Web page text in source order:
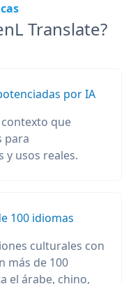
Translate?
por IA
que
para
y usos reales.
100 idiomas
culturales con
más de 100
el árabe, chino,